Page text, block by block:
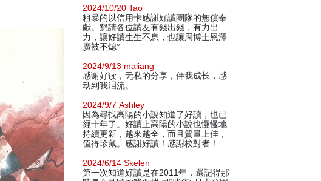
2024/10/20 Tao
粗暴的以信用卡感謝好讀團隊的無償奉
獻。懇請各位讀友有錢出錢，有力出
力，讓好讀生生不息，也讓周博士恩澤
廣被不熄°
2024/9/13 maliang
感谢好读，无私的分享，伴我成长，感
动到我泪流。
2024/9/7 Ashley
因為尋找高陽的小說知道了好讀，也已
經十年了。好讀上高陽的小說也慢慢地
持續更新，越來越全，而且質量上佳，
值得珍藏。感謝好讀！感謝校對者！
2024/6/14 Skelen
第一次知道好讀是在2011年，還記得那